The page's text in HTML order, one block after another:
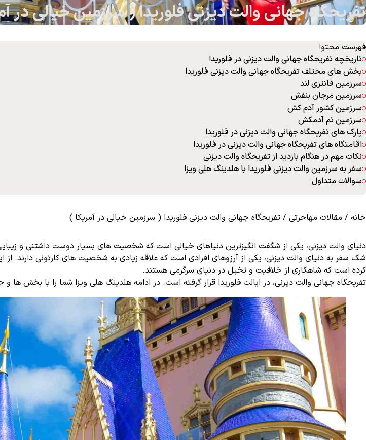
تفریحگاه جهانی والت دیزنی فلوریدا ( سرزمین خیالی در
فهرست محتوا
تاریخچه تفریحگاه جهانی والت دیزنی در فلوریدا
بخش های مختلف تفریحگاه جهانی والت دیزنی فلوریدا
سرزمین فانتزی لند
سرزمین مرجان بنفش
سرزمین کشور آدم کش
سرزمین تم آدمکش
پارک های تفریحگاه جهانی والت دیزنی در فلوریدا
اقامتگاه های تفریحگاه جهانی والت دیزنی در فلوریدا
نکات مهم در هنگام بازدید از تفریحگاه والت دیزنی
سفر به سرزمین والت دیزنی فلوریدا با هلدینگ هلی ویزا
سوالات متداول
خانه / مقالات مهاجرتی / تفریحگاه جهانی والت دیزنی فلوریدا ( سرزمین خیالی در آمریکا )
دنیای والت دیزنی، یکی از شگفت انگیزترین دنیاهای خیالی است که شخصیت های بسیار دوست داشتنی و
شک سفر به دنیای والت دیزنی، یکی از آرزوهای افرادی است که علاقه زیادی به شخصیت های کارتونی دارند. از
کرده است که شاهکاری از خلاقیت و تخیل در دنیای سرگرمی هستند.
تفریحگاه جهانی والت دیزنی، در ایالت فلوریدا قرار گرفته است. در ادامه هلدینگ هلی ویزا شما را با بخش